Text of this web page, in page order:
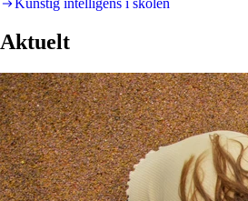
Kunstig intelligens i skolen
Aktuelt